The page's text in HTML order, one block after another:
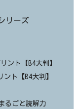
リーズ
ント【B4大判】
ト【B4大判】
るごと読解力